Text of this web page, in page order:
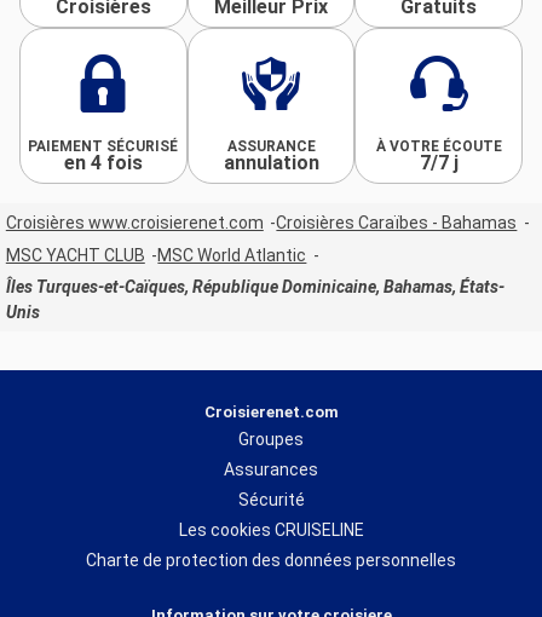
Croisières Meilleur Prix Gratuits
PAIEMENT SÉCURISÉ
en 4 fois
ASSURANCE
annulation
À VOTRE ÉCOUTE
7/7 j
Croisières www.croisierenet.com
Croisières Caraïbes - Bahamas
MSC YACHT CLUB
MSC World Atlantic
Îles Turques-et-Caïques, République Dominicaine, Bahamas, États-
Unis
Croisierenet.com
Groupes
Assurances
Sécurité
Les cookies CRUISELINE
Charte de protection des données personnelles